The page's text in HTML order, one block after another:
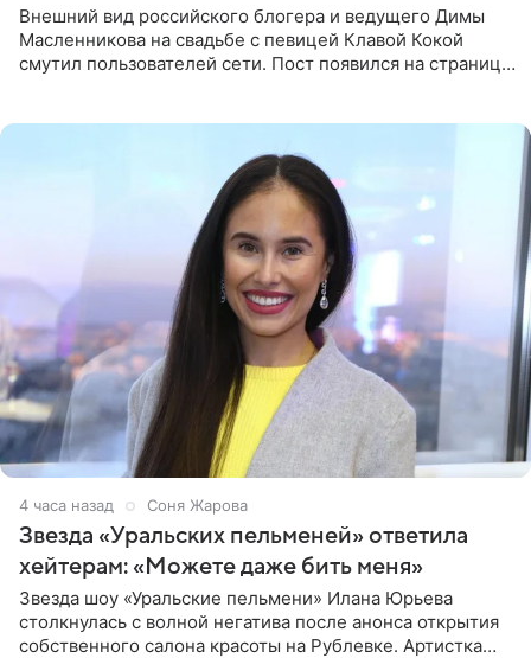
Внешний вид российского блогера и ведущего Димы
Масленникова на свадьбе с певицей Клавой Кокой
смутил пользователей сети. Пост появился на странице
4 часа назад Соня Жарова
Звезда «Уральских пельменей» ответила
хейтерам: «Можете даже бить меня»
Звезда шоу «Уральские пельмени» Илана Юрьева
столкнулась с волной негатива после анонса открытия
собственного салона красоты на Рублевке. Артистка